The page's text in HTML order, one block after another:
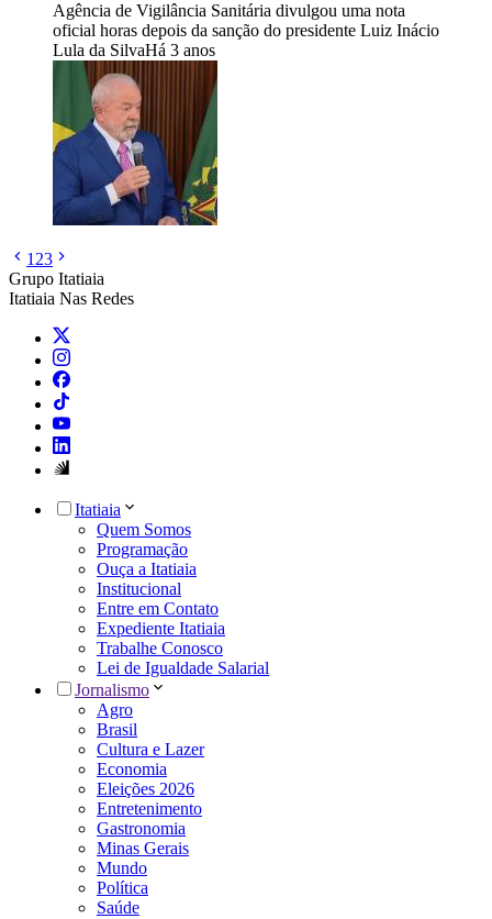
Agência de Vigilância Sanitária divulgou uma nota
oficial horas depois da sanção do presidente Luiz Inácio
Lula da SilvaHá 3 anos
1 23
Grupo Itatiaia
Itatiaia Nas Redes
Itatiaia
Quem Somos
Programação
Ouça a Itatiaia
Institucional
Entre em Contato
Expediente Itatiaia
Trabalhe Conosco
Lei de Igualdade Salarial
Jornalismo
Agro
Brasil
Cultura e Lazer
Economia
Eleições 2026
Entretenimento
Gastronomia
Minas Gerais
Mundo
Política
Saúde